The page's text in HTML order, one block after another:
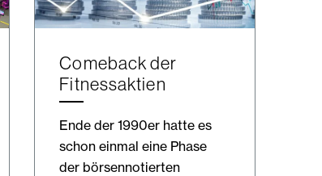
Comeback der
Fitnessaktien
Ende der 1990er hatte es
schon einmal eine Phase
der börsennotierten